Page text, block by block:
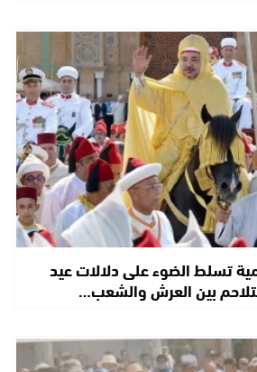
تسلط الضوء على دلالات عيد
بين العرش والشعب…